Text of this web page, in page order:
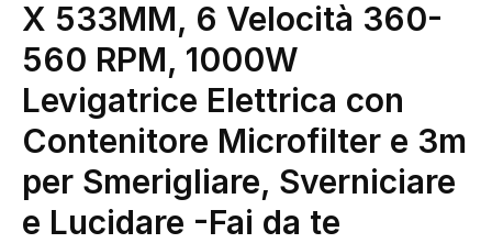
X 533MM, 6 Velocità 360-
560 RPM, 1000W
Levigatrice Elettrica con
Contenitore Microfilter e 3m
per Smerigliare, Sverniciare
e Lucidare -Fai da te